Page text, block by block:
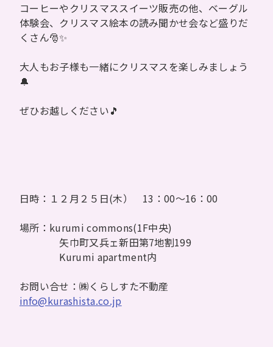
コーヒーやクリスマススイーツ販売の他、ベーグル
体験会、クリスマス絵本の読み聞かせ会など盛りだ
くさん🎅✨
大人もお子様も一緒にクリスマスを楽しみましょう
🔔
ぜひお越しください🎵
日時：１２月２５日(木） 13：00～16：00
場所：kurumi commons(1F中央)
矢巾町又兵ェ新田第7地割199
Kurumi apartment内
お問い合せ：㈱くらしすた不動産
info@kurashista.co.jp